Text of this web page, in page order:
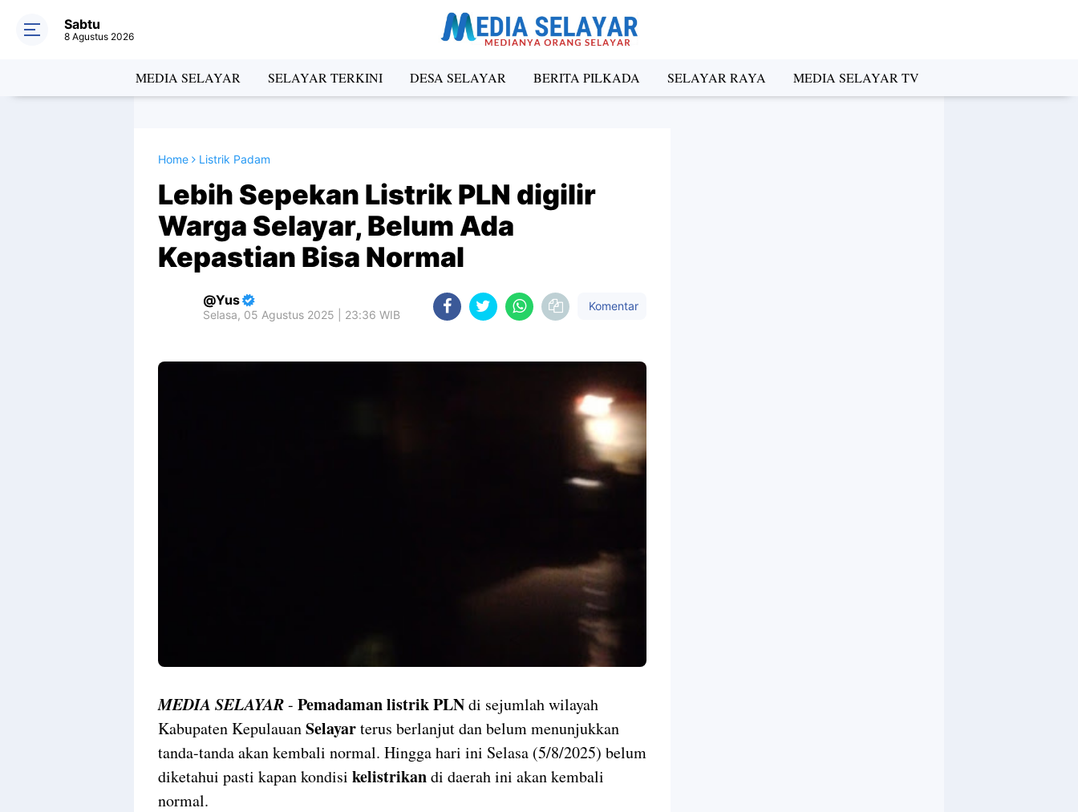
Sabtu
8 Agustus 2026
MEDIA SELAYAR SELAYAR TERKINI DESA SELAYAR BERITA PILKADA SELAYAR RAYA MEDIA SELAYAR TV
Home Listrik Padam
Lebih Sepekan Listrik PLN digilir
Warga Selayar, Belum Ada
Kepastian Bisa Normal
Yus
Selasa, 05 Agustus 2025 | 23:36 WIB
Komentar
MEDIA SELAYAR- Pemadaman listrikPLNdi sejumlah wilayah
Kabupaten KepulauanSelayarterus berlanjut dan belum menunjukkan
tanda-tanda akan kembali normal. Hingga hari ini Selasa (5/8/2025) belum
diketahui pasti kapan kondisi kelistrikandi daerah ini akan kembali
normal.